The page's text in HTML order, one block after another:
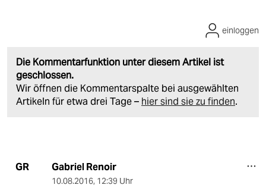
Die Kommentarfunktion unter diesem Artikel ist
geschlossen.
Wir öffnen die Kommentarspalte bei ausgewählten
Artikeln für etwa drei Tage – hier sind sie zu finden.
einloggen
GR Gabriel Renoir
10.08.2016, 12:39 Uhr